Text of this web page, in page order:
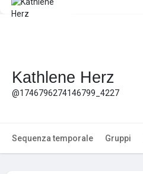
Kathlene Herz
@1746796274146799_4227
Sequenza temporale Gruppi